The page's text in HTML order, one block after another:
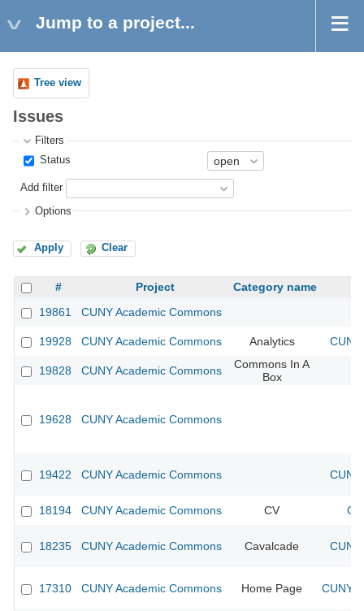
Jump to a project...
Tree view
Issues
Filters
Status
Add filter
Options
Apply Clear
# Project
Category name
19861
CUNY Academic Commons
19928 CUNY Academic Commons Analytics
19828 CUNY Academic Commons
Commons In A
Box
19628 CUNY Academic Commons
19422 CUNY Academic Commons
18194 CUNY Academic Commons CV
18235 CUNY Academic Commons Cavalcade
17310 CUNY Academic Commons Home Page CUNY